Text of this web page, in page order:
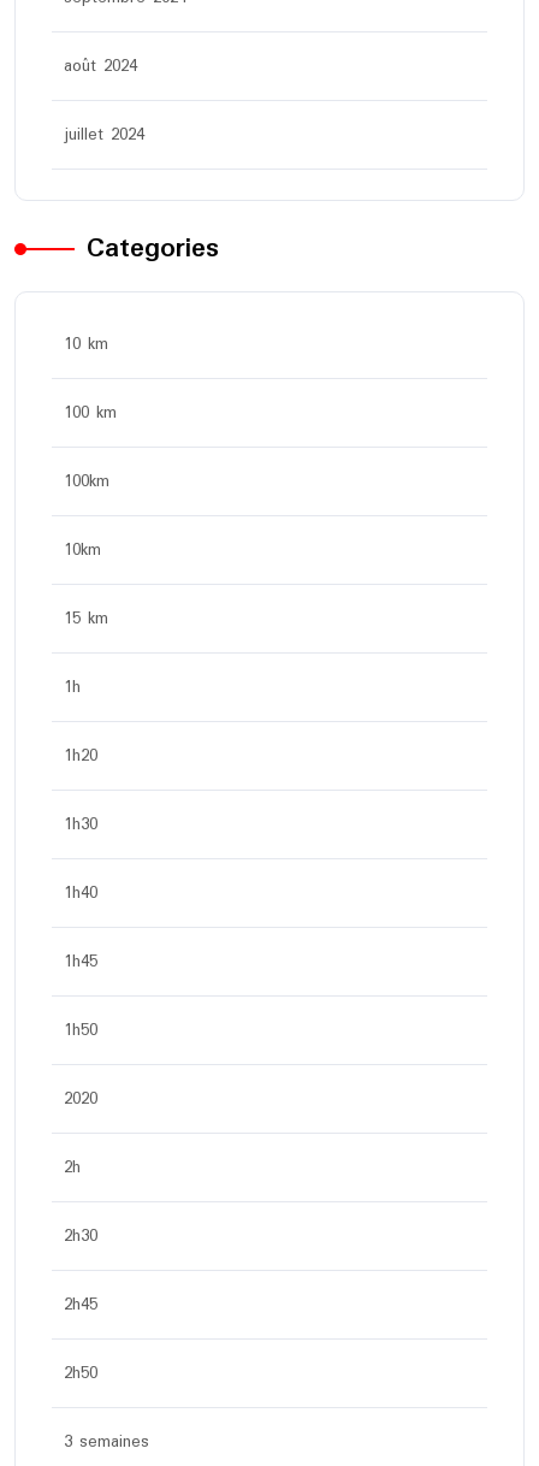
août 2024
juillet 2024
Categories
10 km
100 km
100km
10km
15 km
1h
1h20
1h30
1h40
1h45
1h50
2020
2h
2h30
2h45
2h50
3 semaines